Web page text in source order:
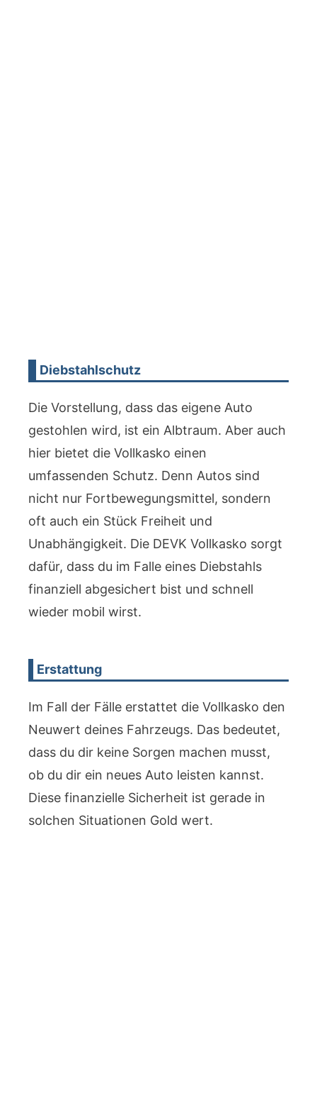
Diebstahlschutz
Die Vorstellung, dass das eigene Auto
gestohlen wird, ist ein Albtraum. Aber auch
hier bietet die Vollkasko einen
umfassenden Schutz. Denn Autos sind
nicht nur Fortbewegungsmittel, sondern
oft auch ein Stück Freiheit und
Unabhängigkeit. Die DEVK Vollkasko sorgt
dafür, dass du im Falle eines Diebstahls
finanziell abgesichert bist und schnell
wieder mobil wirst.
Erstattung
Im Fall der Fälle erstattet die Vollkasko den
Neuwert deines Fahrzeugs. Das bedeutet,
dass du dir keine Sorgen machen musst,
ob du dir ein neues Auto leisten kannst.
Diese finanzielle Sicherheit ist gerade in
solchen Situationen Gold wert.